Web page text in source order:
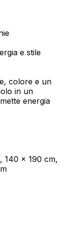
e stile
colore e un
in un
energia
140 x 190 cm,